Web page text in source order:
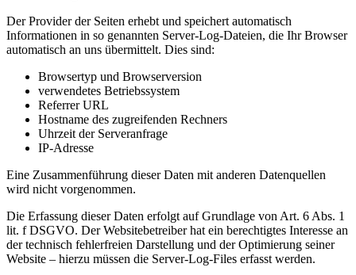
Der Provider der Seiten erhebt und speichert automatisch
Informationen in so genannten Server-Log-Dateien, die Ihr Browser
automatisch an uns übermittelt. Dies sind:
Browsertyp und Browserversion
verwendetes Betriebssystem
Referrer URL
Hostname des zugreifenden Rechners
Uhrzeit der Serveranfrage
IP-Adresse
Eine Zusammenführung dieser Daten mit anderen Datenquellen
wird nicht vorgenommen.
Die Erfassung dieser Daten erfolgt auf Grundlage von Art. 6 Abs. 1
lit. f DSGVO. Der Websitebetreiber hat ein berechtigtes Interesse an
der technisch fehlerfreien Darstellung und der Optimierung seiner
Website – hierzu müssen die Server-Log-Files erfasst werden.